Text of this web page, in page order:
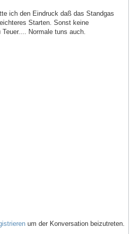
ich den Eindruck daß das Standgas
Starten. Sonst keine
Normale tuns auch.
um der Konversation beizutreten.